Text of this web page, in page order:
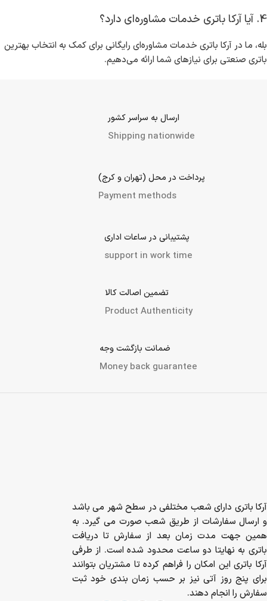
4. آیا آرکا باتری خدمات مشاوره‌ای دارد؟
بله، ما در آرکا باتری خدمات مشاوره‌ای رایگانی برای کمک به انتخاب بهترین
باتری صنعتی برای نیازهای شما ارائه می‌دهیم.
ارسال به سراسر کشور
Shipping nationwide
پرداخت در محل (تهران و کرج)
Payment methods
پشتیبانی در ساعات اداری
support in work time
تضمین اصالت کالا
Product Authenticity
ضمانت بازگشت وجه
Money back guarantee
آرکا باتری دارای شعب مختلفی در سطح شهر می باشد
و ارسال سفارشات از طریق شعب صورت می گیرد. به
همین جهت مدت زمان بعد از سفارش تا دریافت
باتری به نهایتا دو ساعت محدود شده است. از طرفی
آرکا باتری این امکان را فراهم کرده تا مشتریان بتوانند
برای پنج روز آتی نیز بر حسب زمان بندی خود ثبت
سفارش را انجام دهند.